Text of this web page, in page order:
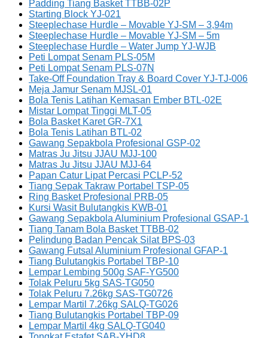
Padding Tiang Basket TTBB-02P
Starting Block YJ-021
Steeplechase Hurdle – Movable YJ-SM – 3,94m
Steeplechase Hurdle – Movable YJ-SM – 5m
Steeplechase Hurdle – Water Jump YJ-WJB
Peti Lompat Senam PLS-05M
Peti Lompat Senam PLS-07N
Take-Off Foundation Tray & Board Cover YJ-TJ-006
Meja Jamur Senam MJSL-01
Bola Tenis Latihan Kemasan Ember BTL-02E
Mistar Lompat Tinggi MLT-05
Bola Basket Karet GR-7X1
Bola Tenis Latihan BTL-02
Gawang Sepakbola Profesional GSP-02
Matras Ju Jitsu JJAU MJJ-100
Matras Ju Jitsu JJAU MJJ-64
Papan Catur Lipat Percasi PCLP-52
Tiang Sepak Takraw Portabel TSP-05
Ring Basket Profesional PRB-05
Kursi Wasit Bulutangkis KWB-01
Gawang Sepakbola Aluminium Profesional GSAP-1
Tiang Tanam Bola Basket TTBB-02
Pelindung Badan Pencak Silat BPS-03
Gawang Futsal Aluminium Profesional GFAP-1
Tiang Bulutangkis Portabel TBP-10
Lempar Lembing 500g SAF-YG500
Tolak Peluru 5kg SAS-TG050
Tolak Peluru 7.26kg SAS-TG0726
Lempar Martil 7.26kg SALQ-TG026
Tiang Bulutangkis Portabel TBP-09
Lempar Martil 4kg SALQ-TG040